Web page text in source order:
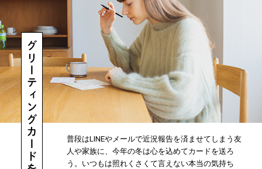
普段はLINEやメールで近況報告を済ませてしまう友
人や家族に、今年の冬は心を込めてカードを送ろ
う。いつもは照れくさくて言えない本当の気持ち